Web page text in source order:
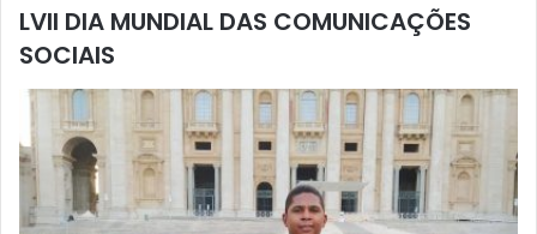
LVII DIA MUNDIAL DAS COMUNICAÇÕES
SOCIAIS